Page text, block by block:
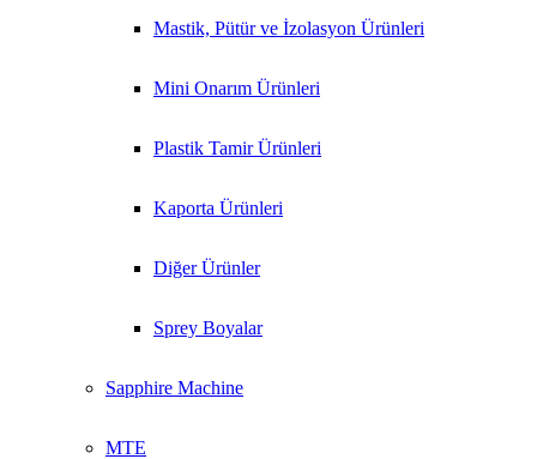
Mastik, Pütür ve İzolasyon Ürünleri
Mini Onarım Ürünleri
Plastik Tamir Ürünleri
Kaporta Ürünleri
Diğer Ürünler
Sprey Boyalar
Sapphire Machine
MTE